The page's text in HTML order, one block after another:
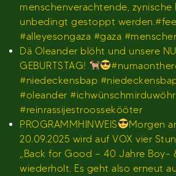
menschenverachtende, zynische
unbedingt gestoppt
#alleyesongaza #gaza
Dä Oleander blöht und unsere
GEBURTSTAG!
#niedeckensbap
#oleander
#reinrassijestroossekööter
PROGRAMMHINWEIS
Morgen
20.09.2025 wird auf VOX vier
„Back for Good – 40 Jahre Boy-
wiederholt. Es geht also erneut